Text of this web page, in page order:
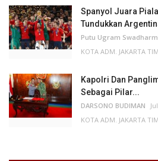
Spanyol Juara
Tundukkan
Putu Ugram
KOTA ADM. JAKARTA
Kapolri Dan
Sebagai Pilar...
DARSONO BUDIMAN
KOTA ADM. JAKARTA